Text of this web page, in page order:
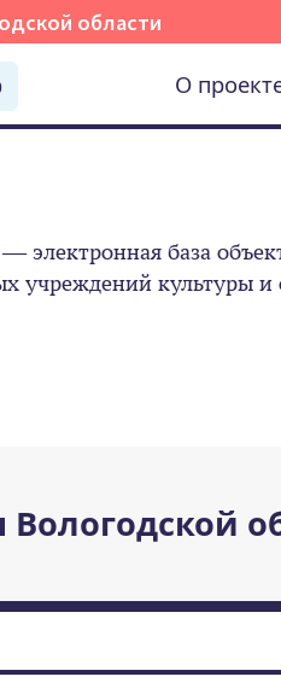
области
О
— электронная база
учреждений культуры и